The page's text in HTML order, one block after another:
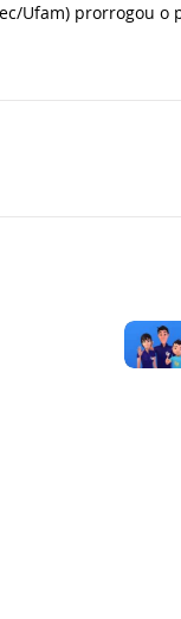
Ufam) prorrogou o